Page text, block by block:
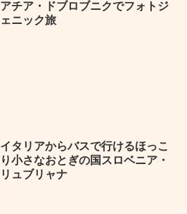
アチア・ドブロブニクでフォトジ
ェニック旅
イタリアからバスで行けるほっこ
り小さなおとぎの国スロベニア・
リュブリャナ